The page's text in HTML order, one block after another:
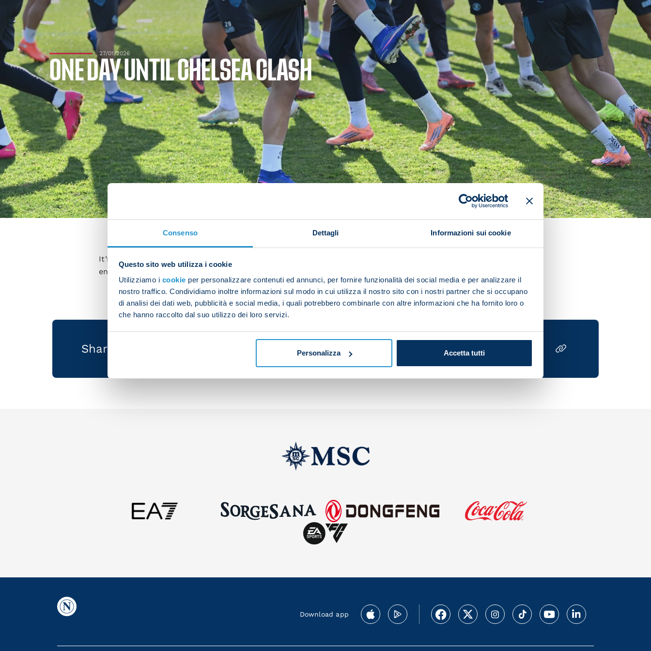
Consenso Dettagli Informazioni sui cookie
Questo sito web utilizza i cookie
Utilizziamo i cookie per personalizzare contenuti ed annunci, per fornire funzionalità dei social media e per analizzare il
nostro traffico. Condividiamo inoltre informazioni sul modo in cui utilizza il nostro sito con i nostri partner che si occupano
di analisi dei dati web, pubblicità e social media, i quali potrebbero combinarle con altre informazioni che ha fornito loro o
che hanno raccolto dal suo utilizzo dei loro servizi.
Personalizza Accetta tutti
27/01/2026
ONE DAY UNTIL CHELSEA CLASH
It’s the eve of Napoli v Chelsea in the Champions League. Antonio Conte led a training session ahead of the
encounter this afternoon, starting with a warm-up and ending with tactical and technical exercises.
Share the article with your friends and support the team
Download app